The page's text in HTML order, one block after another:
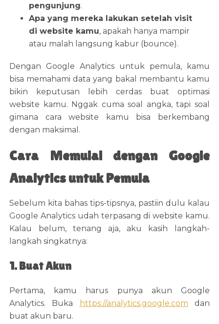
pengunjung.
Apa yang mereka lakukan setelah visit
di website kamu, apakah hanya mampir
atau malah langsung kabur (bounce).
Dengan Google Analytics untuk pemula, kamu
bisa memahami data yang bakal membantu kamu
bikin keputusan lebih cerdas buat optimasi
website kamu. Nggak cuma soal angka, tapi soal
gimana cara website kamu bisa berkembang
dengan maksimal.
Cara Memulai dengan Google
Analytics untuk Pemula
Sebelum kita bahas tips-tipsnya, pastiin dulu kalau
Google Analytics udah terpasang di website kamu.
Kalau belum, tenang aja, aku kasih langkah-
langkah singkatnya:
1. Buat Akun
Pertama, kamu harus punya akun Google
Analytics. Buka
https://analytics.google.com dan
buat akun baru.